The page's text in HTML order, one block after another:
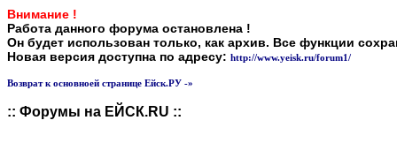
Внимание !
Работа данного форума остановлена !
Он будет использован только, как архив. Все функции
Новая версия доступна по адресу: http://www.yeisk.ru/forum1/
Возврат к основноей странице Ейск.РУ -»
:: Форумы на ЕЙСК.RU ::